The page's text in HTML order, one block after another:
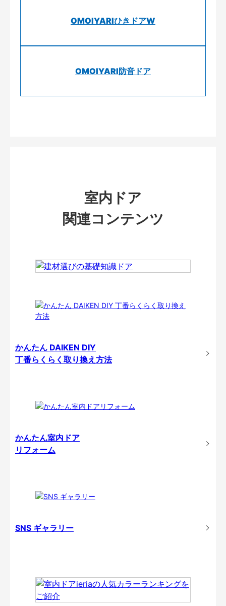
OMOIYARIひきドアW
OMOIYARI防音ドア
室内ドア
関連コンテンツ
かんたん DAIKEN DIY
丁番らくらく取り換え方法
かんたん室内ドア
リフォーム
SNS ギャラリー